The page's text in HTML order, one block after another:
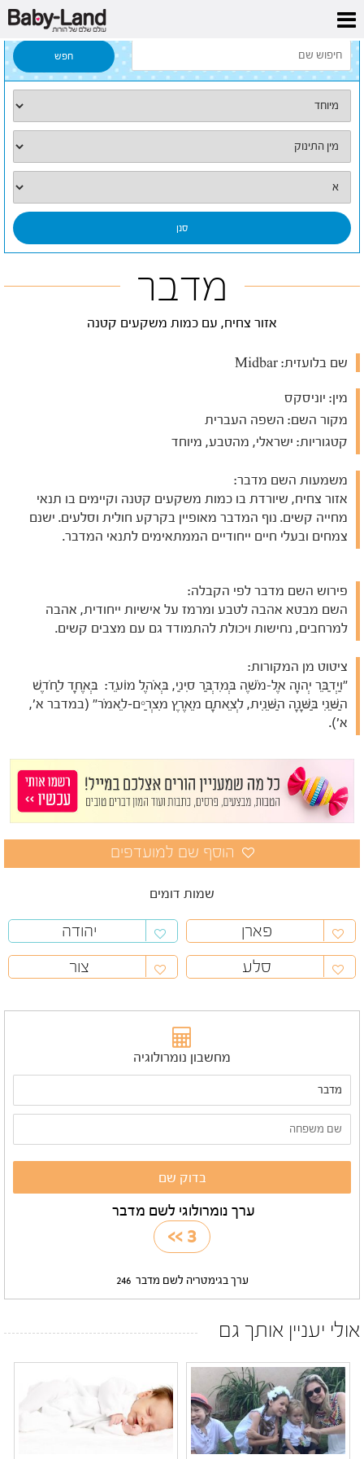
דף הבית
מדבר
אזור צחיח, עם כמות משקעים קטנה
שם בלועזית:
מין: יוניסקס
מקור השם: השפה העברית
קטגוריות: ישראלי, מהטבע, מיוחד
משמעות השם מדבר:
אזור צחיח, שיורדת בו כמות משקעים קטנה וקיימים בו תנאי
מחייה קשים. נוף המדבר מאופיין בקרקע חולית וסלעים. ישנם
צמחים ובעלי חיים ייחודיים הממתאימים לתנאי המדבר.
פירוש השם מדבר לפי הקבלה:
השם מבטא אהבה לטבע ומרמז על אישיות ייחודית, אהבה
למרחבים, נחישות ויכולת להתמודד גם עם מצבים קשים.
ציטוט מן המקורות:
"וַיְדַבֵּר יְהוָה אֶל-מֹשֶׁה בְּמִדְבַּר סִינַי, בְּאֹהֶל מוֹעֵד: בְּאֶחָד לַחֹדֶשׁ
הַשֵּׁנִי בַּשָּׁנָה הַשֵּׁנִית, לְצֵאתָם מֵאֶרֶץ מִצְרַיִם–לֵאמֹר" (במדבר א',
א').
שמות דומים
פארן
יהודה
סלע
צור
מחשבון נומרולוגיה
ערך נומרולוגי לשם מדבר
3
>>
ערך בגימטריה לשם מדבר 246
אולי יעניין אותך גם